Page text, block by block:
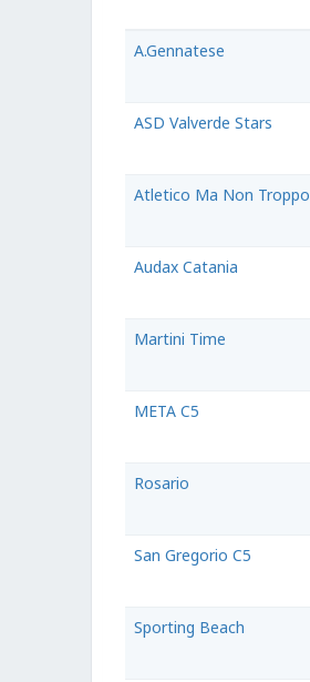
A.Gennatese
ASD Valverde Stars
Atletico Ma Non Troppo
Audax Catania
Martini Time
META C5
Rosario
San Gregorio C5
Sporting Beach